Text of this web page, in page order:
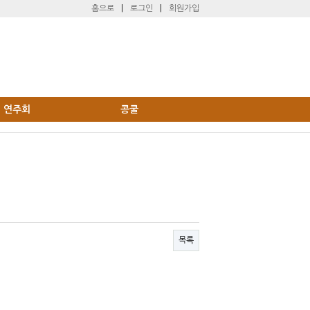
홈으로 로그인 회원가입
연주회 콩쿨
목록